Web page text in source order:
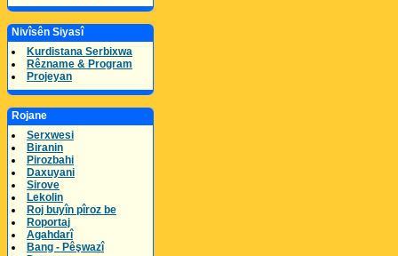
Nivîsên Siyasî
Kurdistana Serbixwa
Rêzname & Program
Projeyan
Rojane
Serxwesi
Biranin
Pirozbahi
Daxuyani
Sirove
Lekolin
Roj buyîn pîroz be
Roportaj
Agahdarî
Bang - Pêşwazî